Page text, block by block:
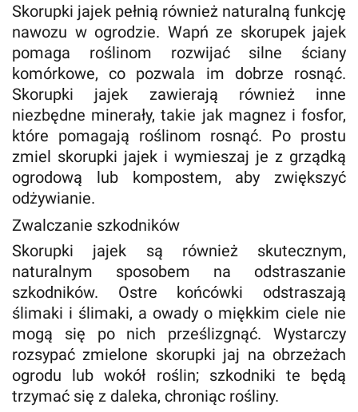
Skorupki jajek pełnią również naturalną funkcję
nawozu w ogrodzie. Wapń ze skorupek jajek
pomaga roślinom rozwijać silne ściany
komórkowe, co pozwala im dobrze rosnąć.
Skorupki jajek zawierają również inne
niezbędne minerały, takie jak magnez i fosfor,
które pomagają roślinom rosnąć. Po prostu
zmiel skorupki jajek i wymieszaj je z grządką
ogrodową lub kompostem, aby zwiększyć
odżywianie.
Zwalczanie szkodników
Skorupki jajek są również skutecznym,
naturalnym sposobem na odstraszanie
szkodników. Ostre końcówki odstraszają
ślimaki i ślimaki, a owady o miękkim ciele nie
mogą się po nich prześlizgnąć. Wystarczy
rozsypać zmielone skorupki jaj na obrzeżach
ogrodu lub wokół roślin; szkodniki te będą
trzymać się z daleka, chroniąc rośliny.